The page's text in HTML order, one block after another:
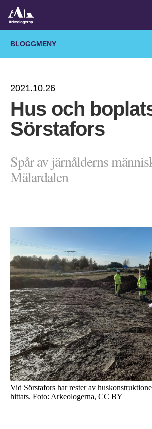
BLOGGMENY
2021.10.26
Hus och
Sörstafors
Spår av järnålderns
Mälardalen
Vid Sörstafors har rester av
hittats. Foto: Arkeologerna, CC BY